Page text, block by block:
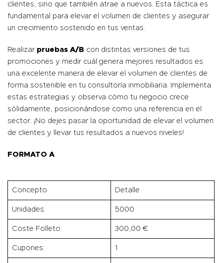
clientes, sino que también atrae a nuevos. Esta táctica es
fundamental para elevar el volumen de clientes y asegurar
un crecimiento sostenido en tus ventas.
Realizar pruebas A/B con distintas versiones de tus
promociones y medir cuál genera mejores resultados es
una excelente manera de elevar el volumen de clientes de
forma sostenible en tu consultoría inmobiliaria. Implementa
estas estrategias y observa cómo tu negocio crece
sólidamente, posicionándose como una referencia en el
sector. ¡No dejes pasar la oportunidad de elevar el volumen
de clientes y llevar tus resultados a nuevos niveles!
FORMATO A
Concepto Detalle
Unidades: 5000
Coste Folleto: 300,00 €
Cupones: 1